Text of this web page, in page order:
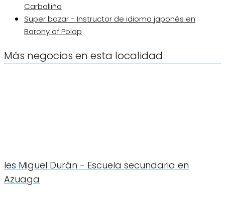
Carballiño
Super bazar - Instructor de idioma japonés en
Barony of Polop
Más negocios en esta localidad
Ies Miguel Durán - Escuela secundaria en
Azuaga